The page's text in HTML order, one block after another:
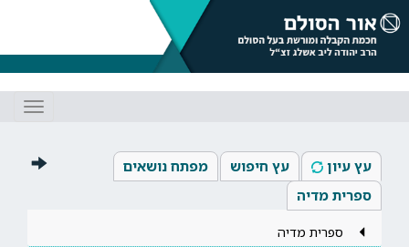
עץ עיון עץ חיפוש
מפתח נושאים
ספרית מדיה
ספרית מדיה